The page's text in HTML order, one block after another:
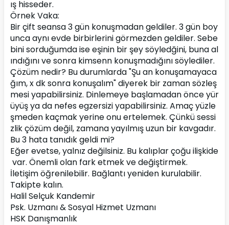
ış hisseder.
Örnek Vaka:
Bir çift seansa 3 gün konuşmadan geldiler. 3 gün boy
unca aynı evde birbirlerini görmezden geldiler. Sebe
bini sorduğumda ise eşinin bir şey söyledğini, buna al
ındığını ve sonra kimsenn konuşmadığını söylediler.
Çözüm nedir? Bu durumlarda "Şu an konuşamayaca
ğım, x dk sonra konuşalım" diyerek bir zaman sözleş
mesi yapabilirsiniz. Dinlemeye başlamadan önce yür
üyüş ya da nefes egzersizi yapabilirsiniz. Amaç yüzle
şmeden kaçmak yerine onu ertelemek. Çünkü sessi
zlik çözüm değil, zamana yayılmış uzun bir kavgadır.
Bu 3 hata tanıdık geldi mi?
Eğer evetse, yalnız değilsiniz. Bu kalıplar çoğu ilişkide
var. Önemli olan fark etmek ve değiştirmek.
İletişim öğrenilebilir. Bağlantı yeniden kurulabilir.
Takipte kalın.
Halil Selçuk Kandemir
Psk. Uzmanı & Sosyal Hizmet Uzmanı
HSK Danışmanlık